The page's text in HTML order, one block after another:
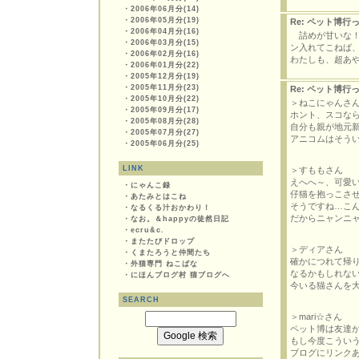
・ 2006年06月分(14)
・ 2006年05月分(19)
・ 2006年04月分(16)
・ 2006年03月分(15)
・ 2006年02月分(16)
・ 2006年01月分(22)
・ 2005年12月分(19)
・ 2005年11月分(23)
・ 2005年10月分(22)
・ 2005年09月分(17)
・ 2005年08月分(28)
・ 2005年07月分(27)
・ 2005年06月分(25)
LINK
・ にゃんこ録
・ あたみとはこね
・ なるくる汁おかわり！
・ なお。＆happyの徒然日記
・ ecru&c.
・ またたびドロップ
・ くまたろうと仲間たち
・ 外猫専門 ねこばな
・ にほんブログ村 猫ブログへ
SEARCH
Re: ペット博行
詰めが甘いな
ン入れてこねば
わたしも、超あ
Re: ペット博行
＞ねこにゃんさ
ホント、スコな
自分も親が地元
アニコムはそう
＞すももさん
えへへ～、可愛
仔猫を抱っこさ
そうですね…こ
だからニャンニ
＞ディアさん
確かにつれて帰
なるかもしれな
今いる猫さんを
＞mari☆さん
ペット博は友達
もし今度こうい
ブログにリンク